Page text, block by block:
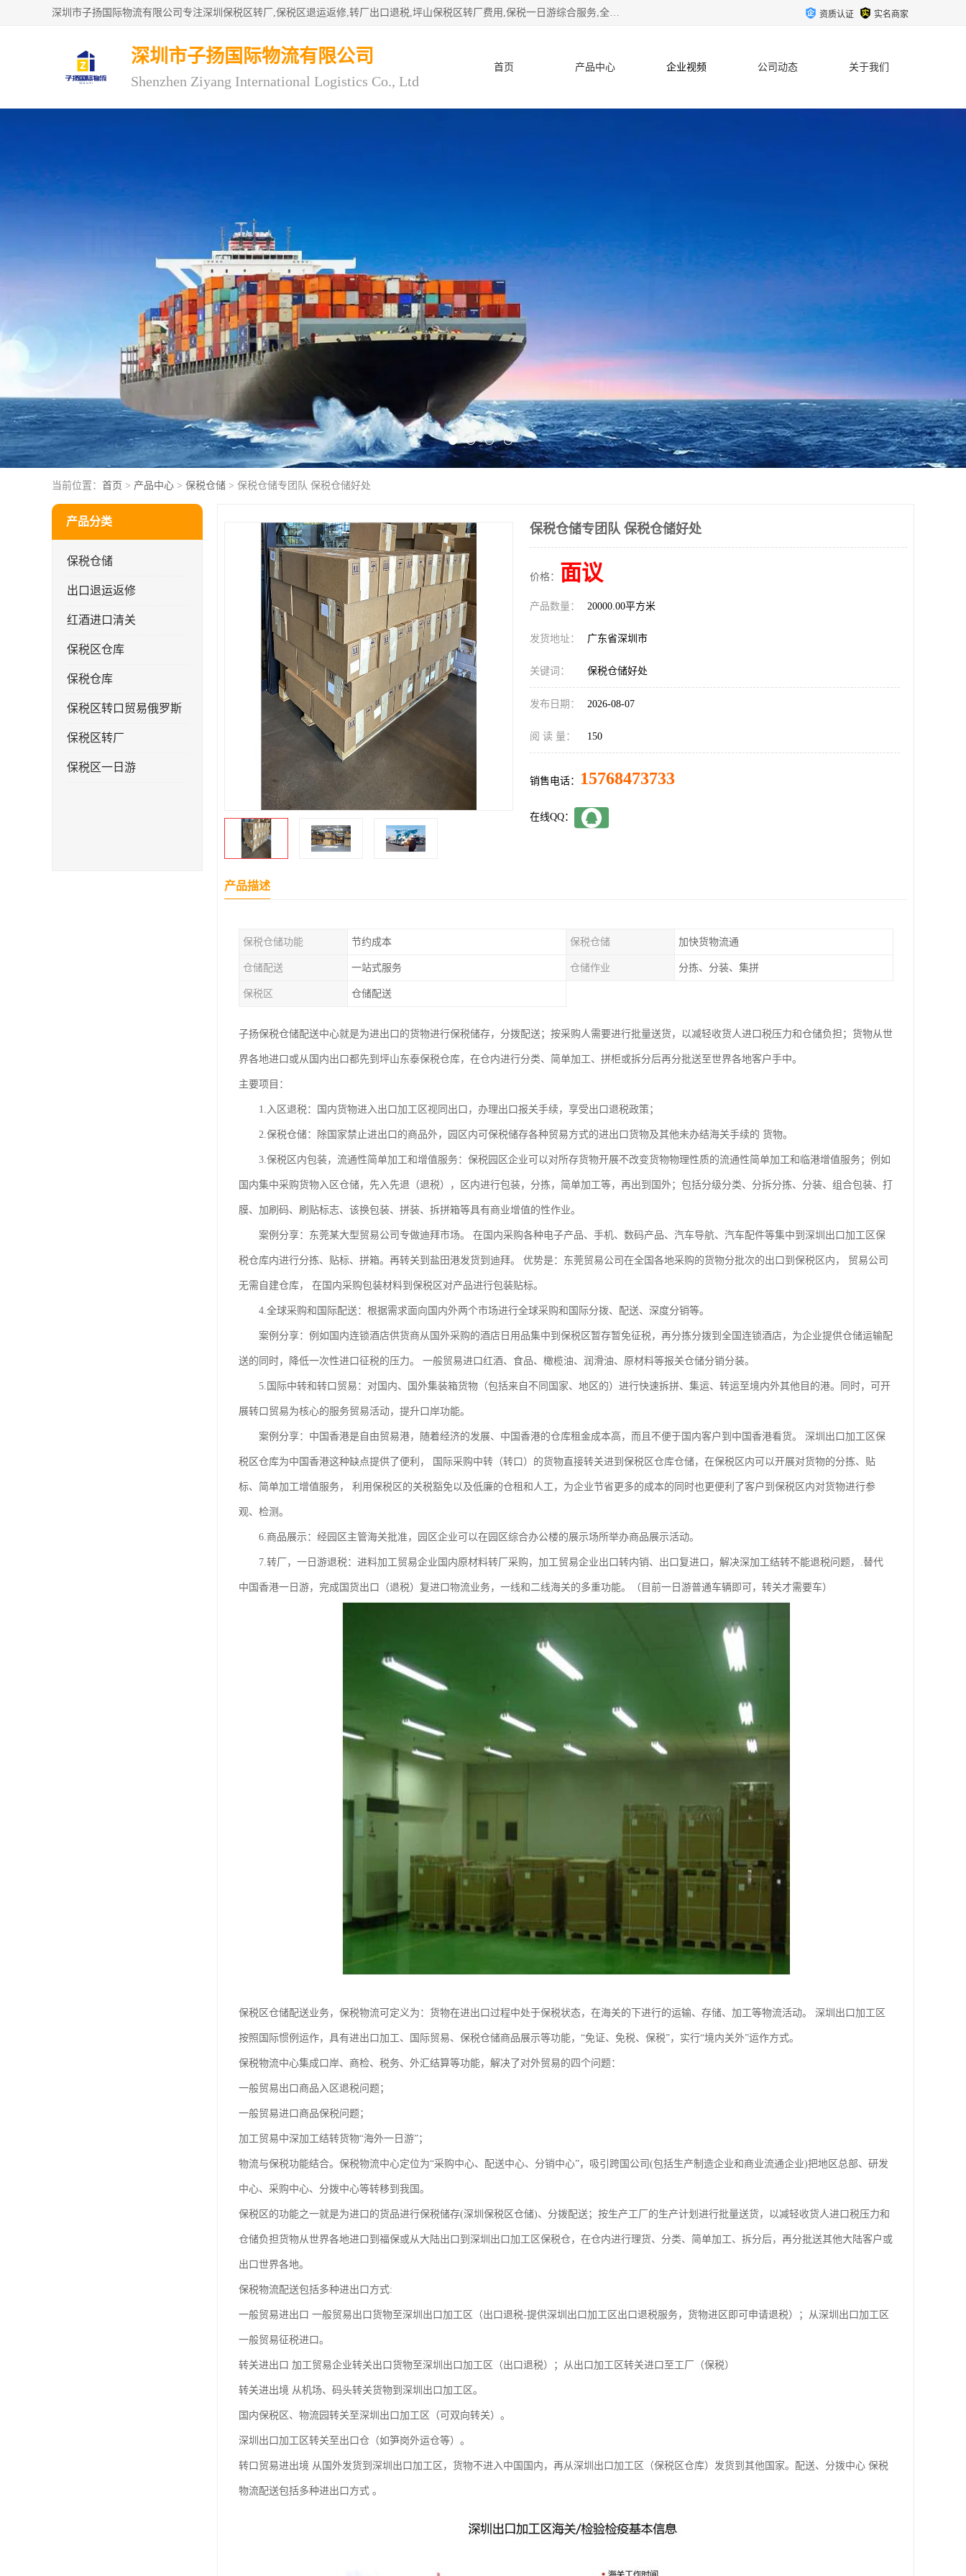
深圳市子扬国际物流有限公司专注深圳保税区转厂,保税区退运返修,转厂出口退税,坪山保税区转厂费用,保税一日游综合服务,全程托管，公司是严格按照“专业化定位、综合化经营、差异化发展”的经营思路建立的现代第三方物流，在通关业务、保税区仓储、退运返修、供应链金融方面具有较强的竞争优势。公司秉承“高效专业、服务客户、创新发展”的经营理念，已发展成为国内外知名企业的战略合作商。 资质认证 实名商家
深圳市子扬国际物流有限公司
Shenzhen Ziyang International Logistics Co., Ltd
首页 产品中心 企业视频 公司动态 关于我们
当前位置： 首页 > 产品中心 > 保税仓储 > 保税仓储专团队 保税仓储好处
产品分类
保税仓储
出口退运返修
红酒进口清关
保税区仓库
保税仓库
保税区转口贸易俄罗斯
保税区转厂
保税区一日游
保税仓储专团队 保税仓储好处
价格： 面议
产品数量： 20000.00平方米
发货地址： 广东省深圳市
关键词： 保税仓储好处
发布日期： 2026-08-07
阅 读 量： 150
销售电话： 15768473733
在线QQ：
产品描述
保税仓储功能 节约成本 保税仓储 加快货物流通
仓储配送 一站式服务 仓储作业 分拣、分装、集拼
保税区 仓储配送
子扬保税仓储配送中心就是为进出口的货物进行保税储存，分拨配送；按采购人需要进行批量送货，以减轻收货人进口税压力和仓储负担；货物从世
界各地进口或从国内出口都先到坪山东泰保税仓库，在仓内进行分类、简单加工、拼柜或拆分后再分批送至世界各地客户手中。
主要项目：
1.入区退税：国内货物进入出口加工区视同出口，办理出口报关手续，享受出口退税政策；
2.保税仓储：除国家禁止进出口的商品外，园区内可保税储存各种贸易方式的进出口货物及其他未办结海关手续的 货物。
3.保税区内包装，流通性简单加工和增值服务：保税园区企业可以对所存货物开展不改变货物物理性质的流通性简单加工和临港增值服务；例如
国内集中采购货物入区仓储，先入先退（退税），区内进行包装，分拣，简单加工等，再出到国外；包括分级分类、分拆分拣、分装、组合包装、打
膜、加刷码、刷贴标志、该换包装、拼装、拆拼箱等具有商业增值的性作业。
案例分享：东莞某大型贸易公司专做迪拜市场。 在国内采购各种电子产品、手机、数码产品、汽车导航、汽车配件等集中到深圳出口加工区保
税仓库内进行分拣、贴标、拼箱。再转关到盐田港发货到迪拜。 优势是：东莞贸易公司在全国各地采购的货物分批次的出口到保税区内， 贸易公司
无需自建仓库， 在国内采购包装材料到保税区对产品进行包装贴标。
4.全球采购和国际配送：根据需求面向国内外两个市场进行全球采购和国际分拨、配送、深度分销等。
案例分享：例如国内连锁酒店供货商从国外采购的酒店日用品集中到保税区暂存暂免征税，再分拣分拨到全国连锁酒店，为企业提供仓储运输配
送的同时，降低一次性进口征税的压力。 一般贸易进口红酒、食品、橄榄油、润滑油、原材料等报关仓储分销分装。
5.国际中转和转口贸易：对国内、国外集装箱货物（包括来自不同国家、地区的）进行快速拆拼、集运、转运至境内外其他目的港。同时，可开
展转口贸易为核心的服务贸易活动，提升口岸功能。
案例分享：中国香港是自由贸易港，随着经济的发展、中国香港的仓库租金成本高，而且不便于国内客户到中国香港看货。 深圳出口加工区保
税区仓库为中国香港这种缺点提供了便利， 国际采购中转（转口）的货物直接转关进到保税区仓库仓储，在保税区内可以开展对货物的分拣、贴
标、简单加工增值服务， 利用保税区的关税豁免以及低廉的仓租和人工，为企业节省更多的成本的同时也更便利了客户到保税区内对货物进行参
观、检测。
6.商品展示：经园区主管海关批准，园区企业可以在园区综合办公楼的展示场所举办商品展示活动。
7.转厂，一日游退税：进料加工贸易企业国内原材料转厂采购，加工贸易企业出口转内销、出口复进口，解决深加工结转不能退税问题，.替代
中国香港一日游，完成国货出口（退税）复进口物流业务，一线和二线海关的多重功能。（目前一日游普通车辆即可，转关才需要车）
保税区仓储配送业务，保税物流可定义为：货物在进出口过程中处于保税状态，在海关的下进行的运输、存储、加工等物流活动。 深圳出口加工区
按照国际惯例运作，具有进出口加工、国际贸易、保税仓储商品展示等功能，“免证、免税、保税”，实行“境内关外”运作方式。
保税物流中心集成口岸、商检、税务、外汇结算等功能，解决了对外贸易的四个问题：
一般贸易出口商品入区退税问题；
一般贸易进口商品保税问题；
加工贸易中深加工结转货物“海外一日游”；
物流与保税功能结合。保税物流中心定位为“采购中心、配送中心、分销中心”，吸引跨国公司(包括生产制造企业和商业流通企业)把地区总部、研发
中心、采购中心、分拨中心等转移到我国。
保税区的功能之一就是为进口的货品进行保税储存(深圳保税区仓储)、分拨配送；按生产工厂的生产计划进行批量送货，以减轻收货人进口税压力和
仓储负担货物从世界各地进口到福保或从大陆出口到深圳出口加工区保税仓，在仓内进行理货、分类、简单加工、拆分后，再分批送其他大陆客户或
出口世界各地。
保税物流配送包括多种进出口方式:
一般贸易进出口 一般贸易出口货物至深圳出口加工区（出口退税-提供深圳出口加工区出口退税服务，货物进区即可申请退税）；从深圳出口加工区
一般贸易征税进口。
转关进出口 加工贸易企业转关出口货物至深圳出口加工区（出口退税）；从出口加工区转关进口至工厂（保税）
转关进出境 从机场、码头转关货物到深圳出口加工区。
国内保税区、物流园转关至深圳出口加工区（可双向转关）。
深圳出口加工区转关至出口仓（如笋岗外运仓等）。
转口贸易进出境 从国外发货到深圳出口加工区，货物不进入中国国内，再从深圳出口加工区（保税区仓库）发货到其他国家。配送、分拨中心 保税
物流配送包括多种进出口方式 。